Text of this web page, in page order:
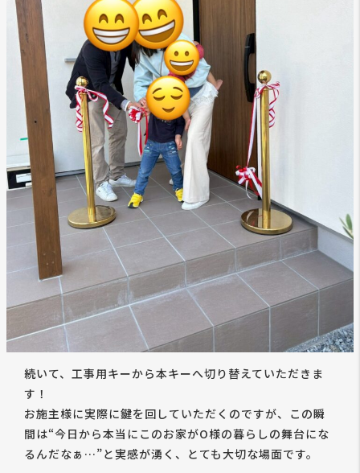
続いて、工事用キーから本キーへ切り替えていただきま
す！
お施主様に実際に鍵を回していただくのですが、この瞬
間は“今日から本当にこのお家がO様の暮らしの舞台にな
るんだなぁ…”と実感が湧く、とても大切な場面です。